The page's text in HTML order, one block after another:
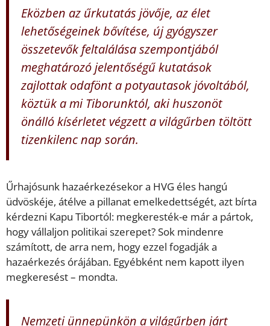
Eközben az űrkutatás jövője, az élet
lehetőségeinek bővítése, új gyógyszer
összetevők feltalálása szempontjából
meghatározó jelentőségű kutatások
zajlottak odafönt a potyautasok jóvoltából,
köztük a mi Tiborunktól, aki huszonöt
önálló kísérletet végzett a világűrben töltött
tizenkilenc nap során.
Űrhajósunk hazaérkezésekor a HVG éles hangú
üdvöskéje, átélve a pillanat emelkedettségét, azt bírta
kérdezni Kapu Tibortól: megkeresték-e már a pártok,
hogy vállaljon politikai szerepet? Sok mindenre
számított, de arra nem, hogy ezzel fogadják a
hazaérkezés órájában. Egyébként nem kapott ilyen
megkeresést – mondta.
Nemzeti ünnepünkön a világűrben járt